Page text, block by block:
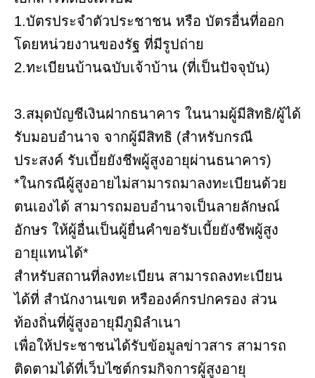
1.บัตรประจําตัวประชาชน หรือ บัตรอื่นที่ออก
โดยหน่วยงานของรัฐ ที่มีรูปถ่าย
2.ทะเบียนบ้านฉบับเจ้าบ้าน (ที่เป็นปัจจุบัน)
3.สมุดบัญชีเงินฝากธนาคาร ในนามผู้มีสิทธิ/ผู้ได้
รับมอบอํานาจ จากผู้มีสิทธิ (สําหรับกรณี
ประสงค์ รับเบี้ยยังชีพผู้สูงอายุผ่านธนาคาร)
*ในกรณีผู้สูงอายไม่สามารถมาลงทะเบียนด้วย
ตนเองได้ สามารถมอบอํานาจเป็นลายลักษณ์
อักษร ให้ผู้อื่นเป็นผู้ยื่นคําขอรับเบี้ยยังชีพผู้สูง
อายุแทนได้*
สำหรับสถานที่ลงทะเบียน สามารถลงทะเบียน
ได้ที่ สํานักงานเขต หรือองค์กรปกครอง ส่วน
ท้องถิ่นที่ผู้สูงอายุมีภูมิลําเนา
เพื่อให้ประชาชนได้รับข้อมูลข่าวสาร สามารถ
ติดตามได้ที่เว็บไซต์กรมกิจการผู้สูงอายุ